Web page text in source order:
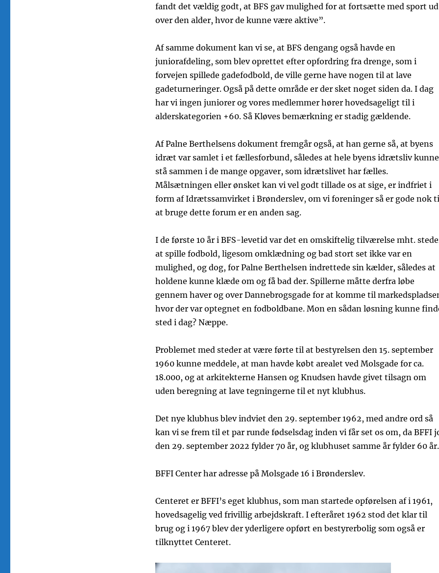
fandt det vældig godt, at BFS gav mulighed for at fortsætte med sport ud
over den alder, hvor de kunne være aktive”.
Af samme dokument kan vi se, at BFS dengang også havde en
juniorafdeling, som blev oprettet efter opfordring fra drenge, som i
forvejen spillede gadefodbold, de ville gerne have nogen til at lave
gadeturneringer. Også på dette område er der sket noget siden da. I dag
har vi ingen juniorer og vores medlemmer hører hovedsageligt til i
alderskategorien +60. Så Kløves bemærkning er stadig gældende.
Af Palne Berthelsens dokument fremgår også, at han gerne så, at byens
idræt var samlet i et fællesforbund, således at hele byens idrætsliv kunne
stå sammen i de mange opgaver, som idrætslivet har fælles.
Målsætningen eller ønsket kan vi vel godt tillade os at sige, er indfriet i
form af Idrætssamvirket i Brønderslev, om vi foreninger så er gode nok
at bruge dette forum er en anden sag.
I de første 10 år i BFS-levetid var det en omskiftelig tilværelse mht.
at spille fodbold, ligesom omklædning og bad stort set ikke var en
mulighed, og dog, for Palne Berthelsen indrettede sin kælder, således at
holdene kunne klæde om og få bad der. Spillerne måtte derfra løbe
gennem haver og over Dannebrogsgade for at komme til
hvor der var optegnet en fodboldbane. Mon en sådan løsning kunne
sted i dag? Næppe.
Problemet med steder at være førte til at bestyrelsen den 15. september
1960 kunne meddele, at man havde købt arealet ved Molsgade for ca.
18.000, og at arkitekterne Hansen og Knudsen havde givet tilsagn om
uden beregning at lave tegningerne til et nyt klubhus.
Det nye klubhus blev indviet den 29. september 1962, med andre ord så
kan vi se frem til et par runde fødselsdag inden vi får set os om, da BFFI
den 29. september 2022 fylder 70 år, og klubhuset samme år fylder 60 år.
BFFI Center har adresse på Molsgade 16 i Brønderslev.
Centeret er BFFI’s eget klubhus, som man startede opførelsen af i 1961,
hovedsagelig ved frivillig arbejdskraft. I efteråret 1962 stod det klar til
brug og i 1967 blev der yderligere opført en bestyrerbolig som også er
tilknyttet Centeret.